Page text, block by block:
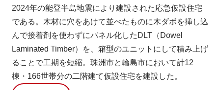
2024年の能登半島地震により建設された応急仮設住宅
である。木材に穴をあけて並べたものに木ダボを挿し込
んで接着剤を使わずにパネル化したDLT（Dowel
Laminated Timber）を、箱型のユニットにして積み上げ
ることで工期を短縮。珠洲市と輪島市において計12
棟・166世帯分の二階建て仮設住宅を建設した。